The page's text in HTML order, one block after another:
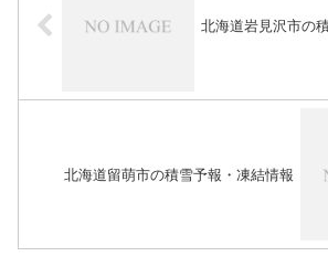
北海道岩見沢市の
北海道留萌市の積雪予報・凍結情報